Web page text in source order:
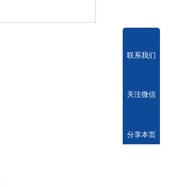
联系我们
关注微信
分享本页